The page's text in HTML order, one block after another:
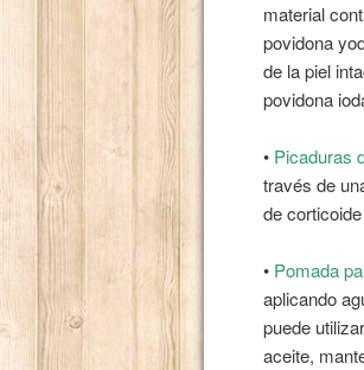
material
povidona
de la piel
povidona
• Picaduras
través de
de
• Pomada
aplicando
puede
aceite,